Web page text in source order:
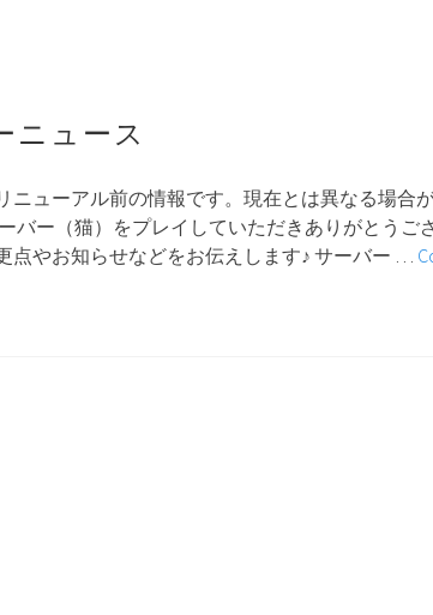
ニュース
ューアル前の情報です。現在とは異なる場合
バー（猫）をプレイしていただきありがとうご
点やお知らせなどをお伝えします♪ サーバー …